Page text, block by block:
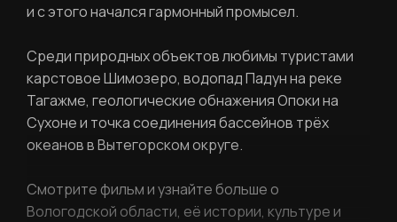
и с этого начался гармонный промысел.
Среди природных объектов любимы туристами
карстовое Шимозеро, водопад Падун на реке
Тагажме, геологические обнажения Опоки на
Сухоне и точка соединения бассейнов трёх
океанов в Вытегорском округе.
Смотрите фильм и узнайте больше о
Вологодской области, её истории, культуре и